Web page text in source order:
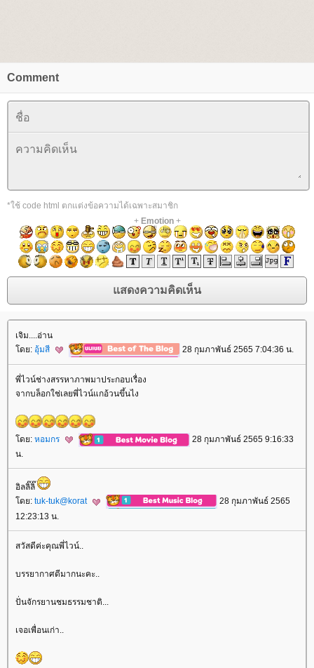
Comment
*ใช้ code html ตกแต่งข้อความได้เฉพาะสมาชิก
+ Emotion+
เจิม....อ่าน
ดย: อุ้มสี 28 กุมภาพันธ์ 2565 7:04:36 น.
พี่ไวน์ช่างสรรหาภาพมาประกอบเรื่อง
จากบล็อกใช่เลยพี่ไวน์แกอ้วนขึ้นไง
ดย: หอมกร
28 กุมภาพันธ์ 2565 9:16:33
น.
อิลลิ๊ลิ๊
ดย: tuk-tuk@korat
28 กุมภาพันธ์ 2565
12:23:13 น.
สวัสดีค่ะคุณพี่ไวน์..
บรรยากาศดีมากนะคะ..
ปั่นจักรยานชมธรรมชาติ...
เจอเพื่อนเก่า..